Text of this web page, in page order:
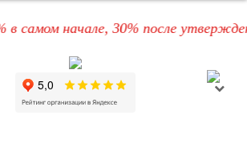
начале, 30% после